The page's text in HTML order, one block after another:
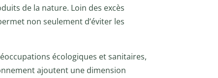
de la nature. Loin des excès
non seulement d’éviter les
écologiques et sanitaires,
ajoutent une dimension